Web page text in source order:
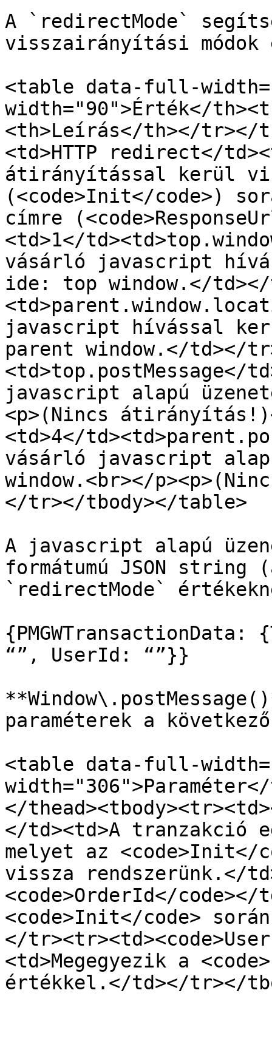
A `redirectMode`
visszairányítási
<table data-full-
width="90">Érték</
<th>Leírás</th></tr></
<td>HTTP redirect</
átirányítással kerül
(<code>Init</code>)
címre
<td>1</
vásárló javascript
ide: top window.</
javascript hívással
parent window.</td></
<td>top.postMessage</
javascript alapú
<p>(Nincs
<td>4</
vásárló javascript
window.<br></
</tr></tbody></table>
A javascript alapú
formátumú JSON string
`redirectMode`
“”, UserId: “”}}
paraméterek a
<table data-full-
</
</td><td>A tranzakció
melyet az <code>Init</
vissza rendszerünk.</
<code>OrderId</code></
<code>Init</code>
</
<td>Megegyezik a